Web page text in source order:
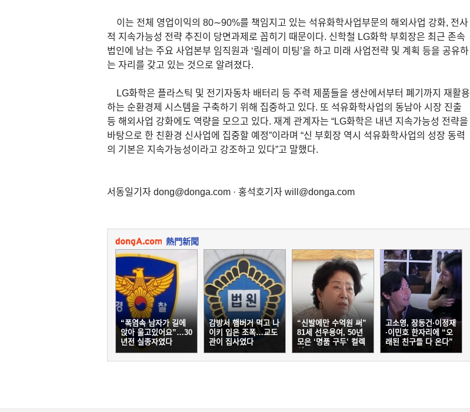
이는 전체 영업이익의 80∼90%를 책임지고 있는 석유화학사업부문의 해외사업 강화, 전사
적 지속가능성 전략 추진이 당면과제로 꼽히기 때문이다. 신학철 LG화학 부회장은 최근 존속
법인에 남는 주요 사업본부 임직원과 ‘릴레이 미팅’을 하고 미래 사업전략 및 계획 등을 공유하
는 자리를 갖고 있는 것으로 알려졌다.
LG화학은 플라스틱 및 전기자동차 배터리 등 주력 제품들을 생산에서부터 폐기까지 재활용
하는 순환경제 시스템을 구축하기 위해 집중하고 있다. 또 석유화학사업의 동남아 시장 진출
등 해외사업 강화에도 역량을 모으고 있다. 재계 관계자는 “LG화학은 내년 지속가능성 전략을
바탕으로 한 친환경 신사업에 집중할 예정”이라며 “신 부회장 역시 석유화학사업의 성장 동력
의 기본은 지속가능성이라고 강조하고 있다”고 말했다.
서동일기자 dong@donga.com · 홍석호기자 will@donga.com
熱門新聞
“폭염속 남자가 길에
앉아 울고있어요”…30
년전 실종자였다
감방서 햄버거 먹고 나
이키 입은 조폭…교도
관이 집사였다
“신발에만 수억원 써”
81세 선우용여, 50년
모은 ‘명품 구두’ 컬렉
션
고소영, 장동건·이정재
·이민호 한자리에 “오
래된 친구들 다 온다”